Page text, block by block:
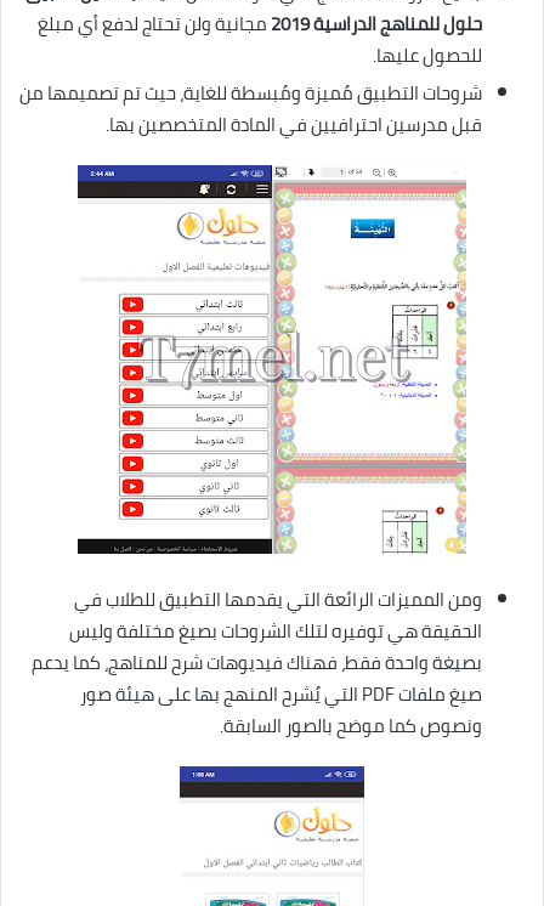
حلول للمناهج الدراسية 2019
مجانية ولن تحتاج لدفع أي مبلغ
للحصول عليها.
شروحات التطبيق مُميزة ومُبسطة للغاية، حيث تم تصميمها من
قبل مدرسين احترافيين في المادة المتخصصين بها.
ومن المميزات الرائعة التي يقدمها التطبيق للطلاب في
الحقيقة هي توفيره لتلك الشروحات بصيغ مختلفة وليس
بصيغة واحدة فقط، فهناك فيديوهات شرح للمناهج، كما يدعم
صيغ ملفات PDF التي يُشرح المنهج بها على هيئة صور
ونصوص كما موضح بالصور السابقة.